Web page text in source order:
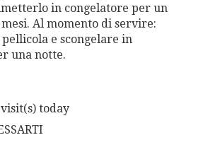
in congelatore per un
Al momento di servire:
e scongelare in
una notte.
today